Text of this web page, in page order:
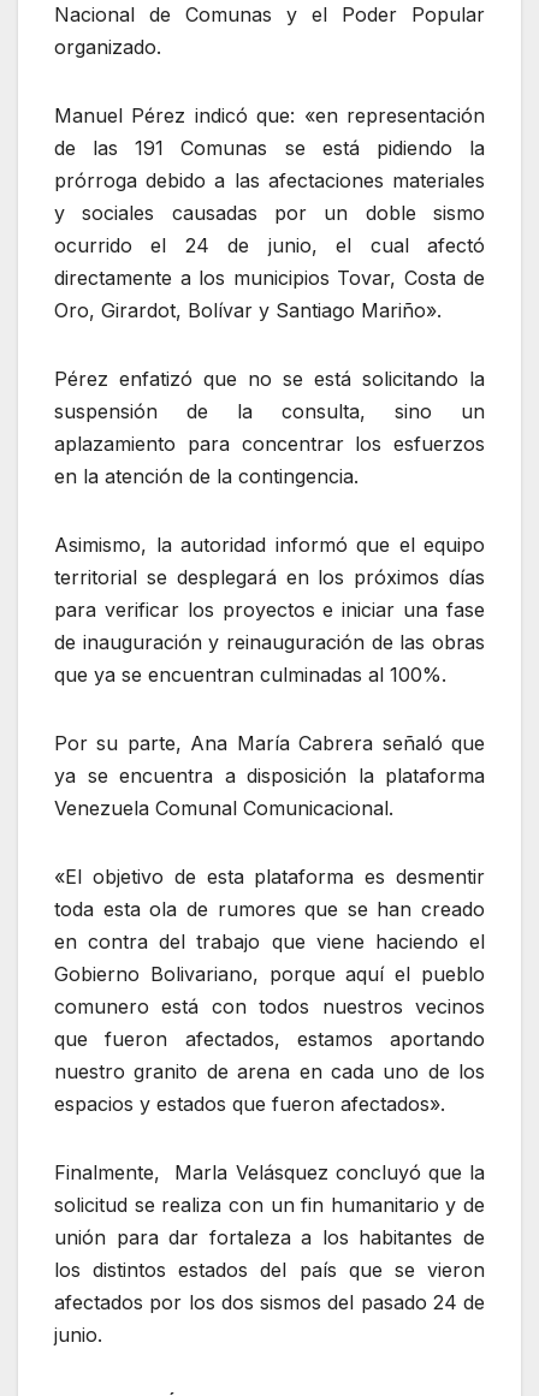
Nacional de Comunas y el Poder Popular
organizado.
Manuel Pérez indicó que: «en representación
de las 191 Comunas se está pidiendo la
prórroga debido a las afectaciones materiales
y sociales causadas por un doble sismo
ocurrido el 24 de junio, el cual afectó
directamente a los municipios Tovar, Costa de
Oro, Girardot, Bolívar y Santiago Mariño».
Pérez enfatizó que no se está solicitando la
suspensión de la consulta, sino un
aplazamiento para concentrar los esfuerzos
en la atención de la contingencia.
Asimismo, la autoridad informó que el equipo
territorial se desplegará en los próximos días
para verificar los proyectos e iniciar una fase
de inauguración y reinauguración de las obras
que ya se encuentran culminadas al 100%.
Por su parte, Ana María Cabrera señaló que
ya se encuentra a disposición la plataforma
Venezuela Comunal Comunicacional.
«El objetivo de esta plataforma es desmentir
toda esta ola de rumores que se han creado
en contra del trabajo que viene haciendo el
Gobierno Bolivariano, porque aquí el pueblo
comunero está con todos nuestros vecinos
que fueron afectados, estamos aportando
nuestro granito de arena en cada uno de los
espacios y estados que fueron afectados».
Finalmente, Marla Velásquez concluyó que la
solicitud se realiza con un fin humanitario y de
unión para dar fortaleza a los habitantes de
los distintos estados del país que se vieron
afectados por los dos sismos del pasado 24 de
junio.